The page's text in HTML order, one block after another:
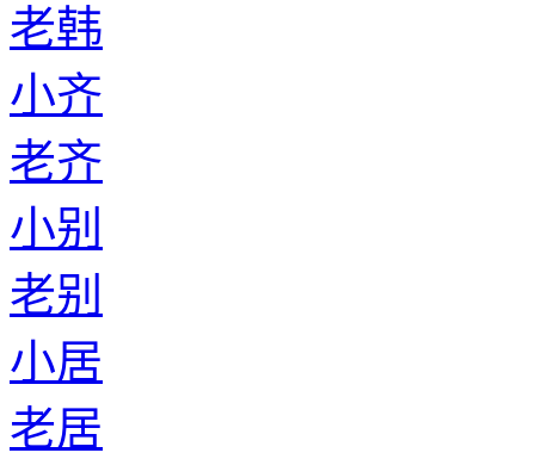
老韩
小齐
老齐
小别
老别
小居
老居